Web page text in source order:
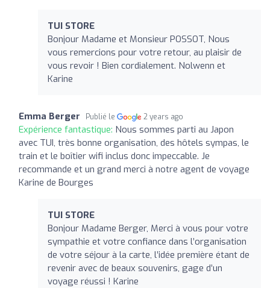
TUI STORE
Bonjour Madame et Monsieur POSSOT, Nous
vous remercions pour votre retour, au plaisir de
vous revoir ! Bien cordialement. Nolwenn et
Karine
Emma Berger Publié le 2 years ago
Expérience fantastique: Nous sommes parti au Japon
avec TUI, très bonne organisation, des hôtels sympas, le
train et le boîtier wifi inclus donc impeccable. Je
recommande et un grand merci à notre agent de voyage
Karine de Bourges
TUI STORE
Bonjour Madame Berger, Merci à vous pour votre
sympathie et votre confiance dans l’organisation
de votre séjour à la carte, l’idée première étant de
revenir avec de beaux souvenirs, gage d’un
voyage réussi ! Karine